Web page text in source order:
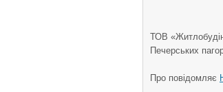
ТОВ
Печерських
Про повідомляє